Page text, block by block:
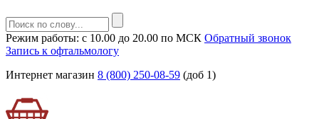
Режим работы: с 10.00 до 20.00 по МСК Обратный звонок
Запись к офтальмологу
Интернет магазин 8 (800) 250-08-59 (доб 1)